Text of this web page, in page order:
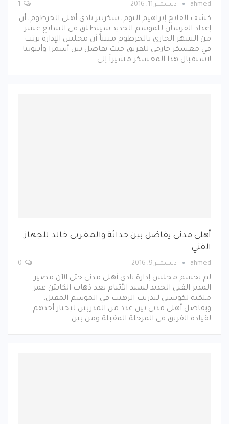
ahmed ديسمبر 11, 2016
كشف الفاتح إبراهيم التوم، سكرتير نادي أهلي الخرطوم، أن
إعداد الفرسان للموسم الجديد سينطلق في السابع عشر
من الشهر الجاري بالخرطوم مبيناً أن مجلس الإدارة يرتب
في معسكر خارجي للفريق حيث يفاضل بين أسمرا وأثيوبيا
لاستقبال هذا المعسكر مشيراً إلى…
أهلي مدني يفاضل بين حداثة والمغربي خالد للجهاز
الفني
ahmed ديسمبر 9, 2016
لم يحسم مجلس إدارة نادي أهلي مدني حتى الآن مصير
المدير الفني الجديد لسيد الأتيام بعد ذهاب الكابتن عمر
ملكية لكوستي لتدريب الرهيب في الموسم المقبل،
ويفاضل أهلي مدني بين عدد من المدربين ليختار أحدهم
لقيادة الفريق في المرحلة المقبلة ومن بين…